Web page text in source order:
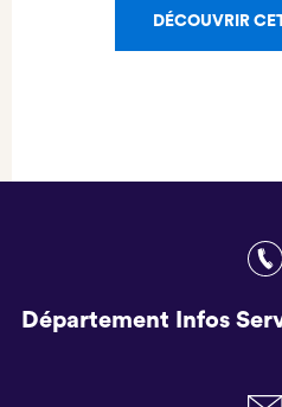
DÉCOUVRIR
Département Infos